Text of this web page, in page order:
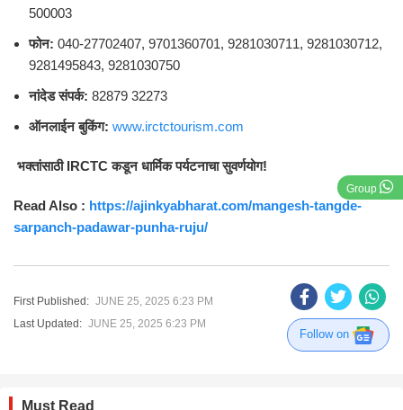
Group
500003
फोन: 040-27702407, 9701360701, 9281030711, 9281030712,
9281495843, 9281030750
नांदेड संपर्क: 82879 32273
ऑनलाईन बुकिंग: www.irctctourism.com
भक्तांसाठी IRCTC कडून धार्मिक पर्यटनाचा सुवर्णयोग!
Read Also : https://ajinkyabharat.com/mangesh-tangde-
sarpanch-padawar-punha-ruju/
First Published: JUNE 25, 2025 6:23 PM
Last Updated: JUNE 25, 2025 6:23 PM
Follow on
Must Read